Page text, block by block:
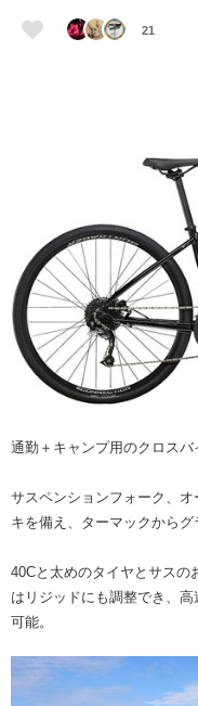
21
通勤＋キャンプ用のクロスバ
サスペンションフォーク、
キを備え、ターマックからグ
40Cと太めのタイヤとサスの
はリジッドにも調整でき、
可能。